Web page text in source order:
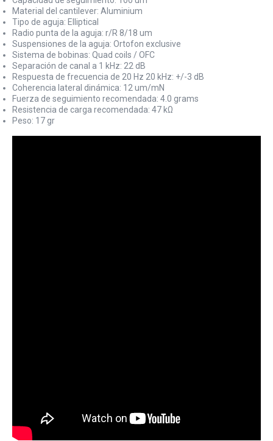
Material del cantilever: Aluminium
Tipo de aguja: Elliptical
Radio punta de la aguja: r/R 8/18 um
Suspensiones de la aguja: Ortofon exclusive
Sistema de bobinas: Quad coils / OFC
Separación de canal a 1 kHz: 22 dB
Respuesta de frecuencia de 20 Hz 20 kHz: +/-3 dB
Coherencia lateral dinámica: 12 um/mN
Fuerza de seguimiento recomendada: 4.0 grams
Resistencia de carga recomendada: 47 kΩ
Peso: 17 gr